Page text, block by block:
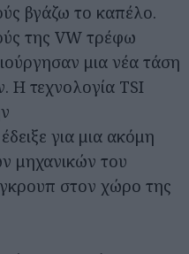
βγάζω το καπέλο.
της VW τρέφω
μια νέα τάση
Η τεχνολογία TSI
για μια ακόμη
μηχανικών του
στον χώρο της